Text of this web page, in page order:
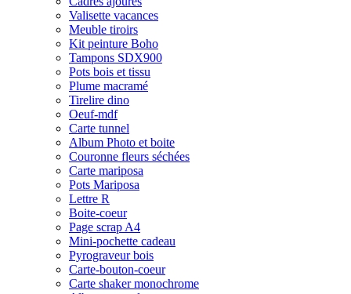
Valisette vacances
Meuble tiroirs
Kit peinture Boho
Tampons SDX900
Pots bois et tissu
Plume macramé
Tirelire dino
Oeuf-mdf
Carte tunnel
Album Photo et boite
Couronne fleurs séchées
Carte mariposa
Pots Mariposa
Lettre R
Boite-coeur
Page scrap A4
Mini-pochette cadeau
Pyrograveur bois
Carte-bouton-coeur
Carte shaker monochrome